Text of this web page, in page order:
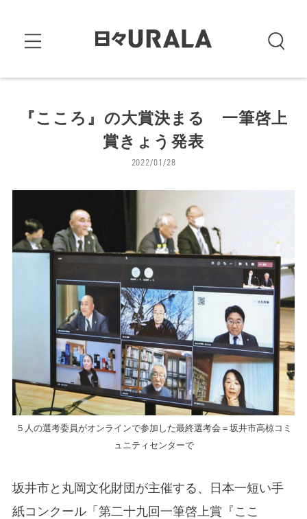
『こころ』の大賞決まる 一筆啓上
賞きょう発表
2022/01/28
５人の選考委員がオンラインで参加した最終選考会＝坂井市高椋コミ
ュニティセンターで
坂井市と丸岡文化財団が主催する、日本一短い手
紙コンクール「第二十九回一筆啓上賞『ここ